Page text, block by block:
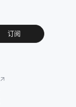
索，因
为它通
订阅